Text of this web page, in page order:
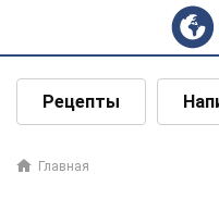
Рецепты
Главная